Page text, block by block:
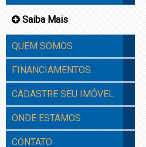
Saiba Mais
QUEM SOMOS
FINANCIAMENTOS
CADASTRE SEU IMÓVEL
ONDE ESTAMOS
CONTATO